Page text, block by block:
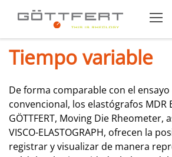
Tiempo variable
De forma comparable con el
convencional, los elastógrafos MDR
GÖTTFERT, Moving Die Rheometer,
VISCO-ELASTOGRAPH, ofrecen la
registrar y visualizar de manera